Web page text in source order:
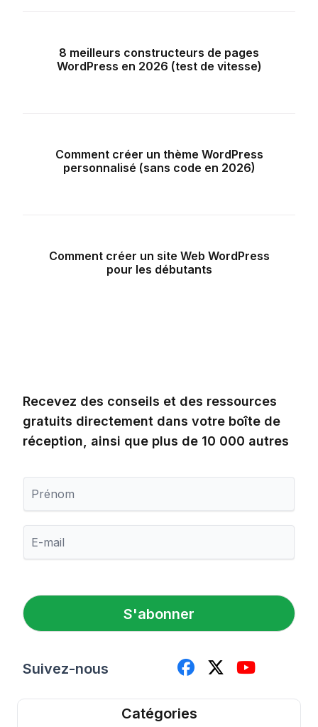
8 meilleurs constructeurs de pages
WordPress en 2026 (test de vitesse)
Comment créer un thème WordPress
personnalisé (sans code en 2026)
Comment créer un site Web WordPress
pour les débutants
Recevez des conseils et des ressources
gratuits directement dans votre boîte de
réception, ainsi que plus de 10 000 autres
é
n
m
l
*
S'abonner
Suivez-nous
Catégories